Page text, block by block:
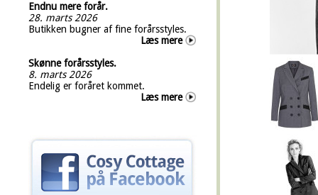
Endnu mere forår.
28. marts 2026
Butikken bugner af fine forårsstyles.
Læs mere
Skønne forårsstyles.
8. marts 2026
Endelig er foråret kommet.
Læs mere